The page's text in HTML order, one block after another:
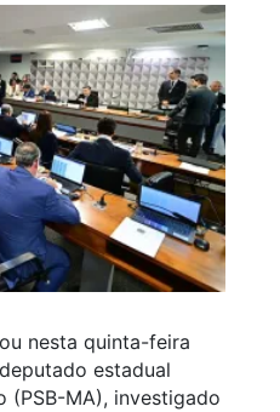
nesta quinta-feira
estadual
(PSB-MA), investigado